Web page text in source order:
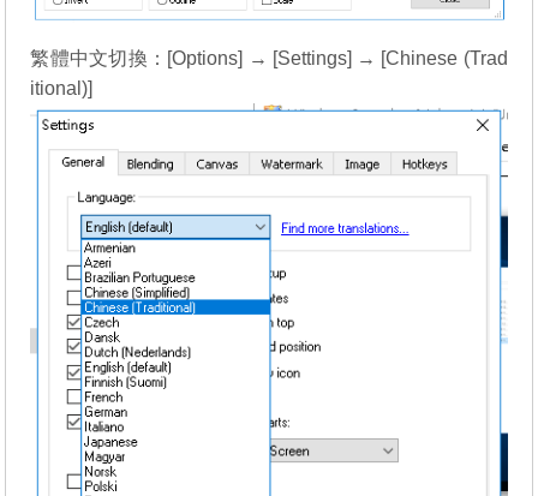
繁體中文切換：[Options] → [Settings] → [Chinese (Trad
itional)]